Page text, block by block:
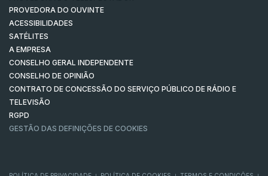
PROVEDORA DO OUVINTE
ACESSIBILIDADES
SATÉLITES
A EMPRESA
CONSELHO GERAL INDEPENDENTE
CONSELHO DE OPINIÃO
CONTRATO DE CONCESSÃO DO SERVIÇO PÚBLICO DE RÁDIO E
TELEVISÃO
RGPD
GESTÃO DAS DEFINIÇÕES DE COOKIES